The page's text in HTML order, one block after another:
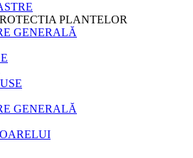
PLANTELOR
GENERALĂ
GENERALĂ